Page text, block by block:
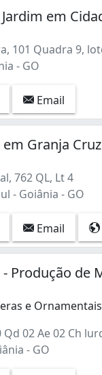
em
101 Quadra 9,
- GO
Email
Granja
762 QL, Lt 4
- Goiânia - GO
Email
Produção de
e
02 Ae 02 Ch
- GO